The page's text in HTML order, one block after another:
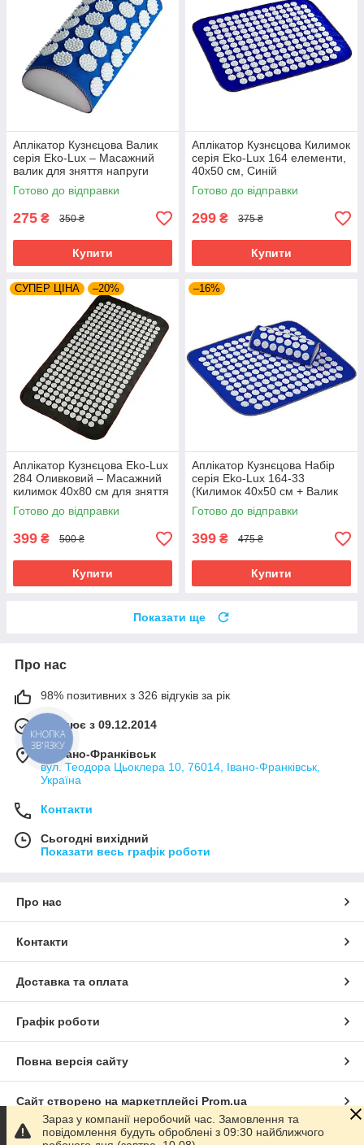
Аплікатор Кузнєцова Валик
серія Eko-Lux – Масажний
валик для зняття напруги
Готово до відправки
275 ₴ 350 ₴
Купити
Аплікатор Кузнєцова Килимок
серія Eko-Lux 164 елементи,
40x50 см, Синій
Готово до відправки
299 ₴ 375 ₴
Купити
СУПЕР ЦІНА –20%
Аплікатор Кузнєцова Eko-Lux
284 Оливковий – Масажний
килимок 40x80 см для зняття
напруги
Готово до відправки
399 ₴ 500 ₴
Купити
–16%
Аплікатор Кузнєцова Набір
серія Eko-Lux 164-33
(Килимок 40x50 см + Валик
24x12x6 см)
Готово до відправки
399 ₴ 475 ₴
Купити
Показати ще
Про нас
98% позитивних з 326 відгуків за рік
Працює з 09.12.2014
м. Івано-Франківськ
вул. Теодора Цьоклера 10, 76014, Івано-Франківськ,
Україна
Контакти
Сьогодні вихідний
Показати весь графік роботи
Про нас
Контакти
Доставка та оплата
Графік роботи
Повна версія сайту
Сайт створено на маркетплейсі Prom.ua
Політика конфіденційності
Зараз у компанії неробочий час. Замовлення та
повідомлення будуть оброблені з 09:30 найближчого
КНОПКА
ЗВ'ЯЗКУ